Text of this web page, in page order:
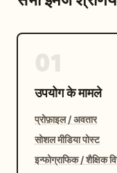
उपयोग के मामले
प्रोफ़ाइल / अवतार
सोशल मीडिया पोस्ट
इन्फोग्राफिक / शैक्षिक